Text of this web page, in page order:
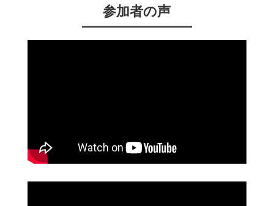
参加者の声